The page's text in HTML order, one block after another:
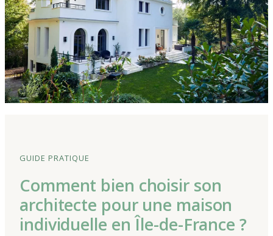
GUIDE PRATIQUE
Comment bien choisir son
architecte pour une maison
individuelle en Île-de-France ?